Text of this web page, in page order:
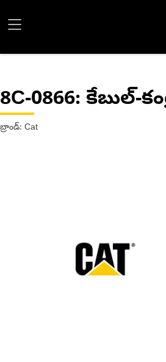
8C-0866: కేబుల్-
బ్రాండ్: Cat